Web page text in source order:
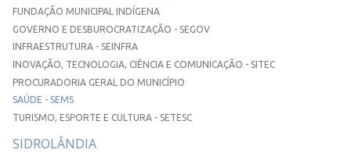
FUNDAÇÃO MUNICIPAL INDÍGENA
GOVERNO E DESBUROCRATIZAÇÃO - SEGOV
INFRAESTRUTURA - SEINFRA
INOVAÇÃO, TECNOLOGIA, CIÊNCIA E COMUNICAÇÃO - SITEC
PROCURADORIA GERAL DO MUNICÍPIO
SAÚDE - SEMS
TURISMO, ESPORTE E CULTURA - SETESC
SIDROLÂNDIA